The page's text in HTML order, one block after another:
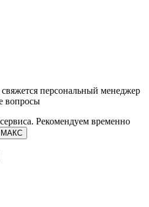
персональный менеджер
вопросы
Рекомендуем временно
МАКС